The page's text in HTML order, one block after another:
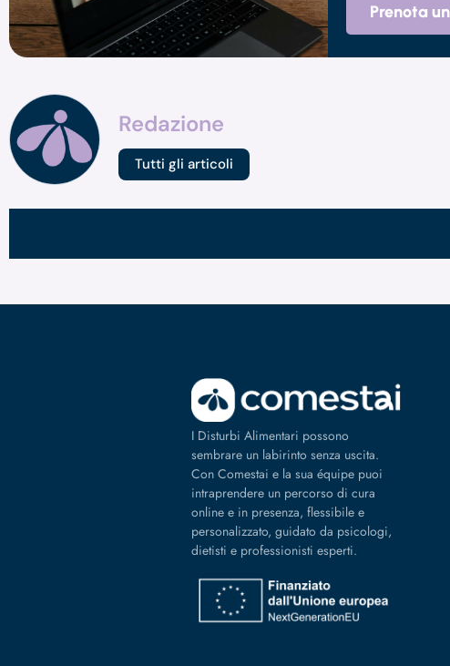
Prenota
Redazione
Tutti gli articoli
I Disturbi Alimentari possono
sembrare un labirinto senza uscita.
Con Comestai e la sua équipe puoi
intraprendere un percorso di cura
online e in presenza, flessibile e
personalizzato, guidato da psicologi,
dietisti e professionisti esperti.